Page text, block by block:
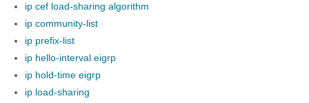
ip cef load-sharing algorithm
ip community-list
ip prefix-list
ip hello-interval eigrp
ip hold-time eigrp
ip load-sharing